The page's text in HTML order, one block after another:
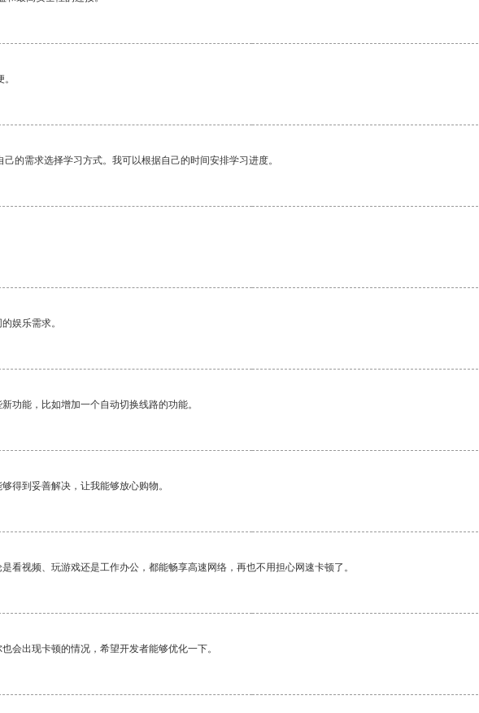
的需求选择学习方式。我可以根据自己的时间安排学习进度。
娱乐需求。
功能，比如增加一个自动切换线路的功能。
得到妥善解决，让我能够放心购物。
看视频、玩游戏还是工作办公，都能畅享高速网络，再也不用担心网速卡顿了。
会出现卡顿的情况，希望开发者能够优化一下。